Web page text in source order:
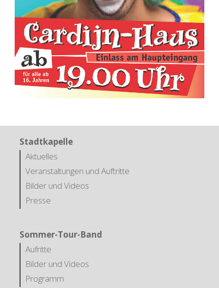
Stadtkapelle
Aktuelles
Veranstaltungen und Auftritte
Bilder und Videos
Presse
Sommer-Tour-Band
Aufritte
Bilder und Videos
Programm